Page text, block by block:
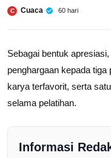
C Cuaca 60 hari
Sebagai bentuk
penghargaan kepada
karya terfavorit, serta
selama pelatihan.
Informasi